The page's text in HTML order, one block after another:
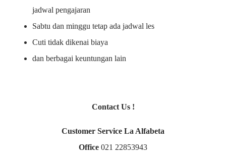
jadwal pengajaran
Sabtu dan minggu tetap ada jadwal les
Cuti tidak dikenai biaya
dan berbagai keuntungan lain
Contact Us !
Customer Service La Alfabeta
Office 021 22853943